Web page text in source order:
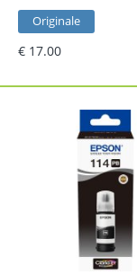
Originale
€ 17.00